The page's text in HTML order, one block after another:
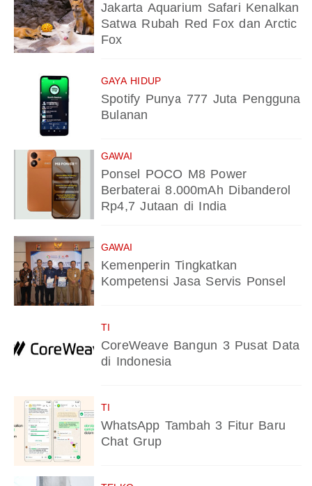
Jakarta Aquarium Safari Kenalkan
Satwa Rubah Red Fox dan Arctic
Fox
GAYA HIDUP
Spotify Punya 777 Juta Pengguna
Bulanan
GAWAI
Ponsel POCO M8 Power
Berbaterai 8.000mAh Dibanderol
Rp4,7 Jutaan di India
GAWAI
Kemenperin Tingkatkan
Kompetensi Jasa Servis Ponsel
TI
CoreWeave Bangun 3 Pusat Data
di Indonesia
TI
WhatsApp Tambah 3 Fitur Baru
Chat Grup